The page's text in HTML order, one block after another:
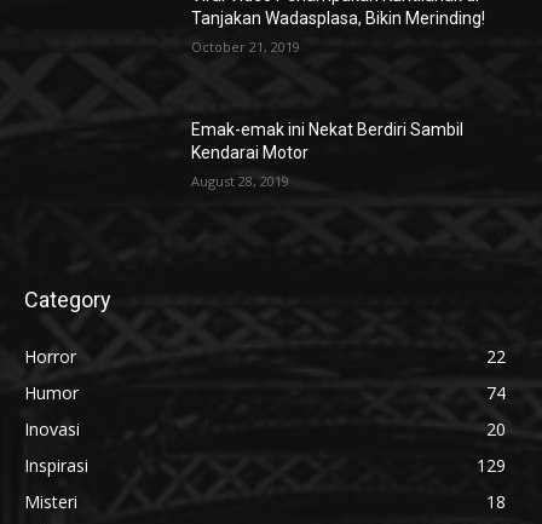
Tanjakan Wadasplasa, Bikin Merinding!
October 21, 2019
Emak-emak ini Nekat Berdiri Sambil
Kendarai Motor
August 28, 2019
Category
Horror
22
Humor
74
Inovasi
20
Inspirasi
129
Misteri
18